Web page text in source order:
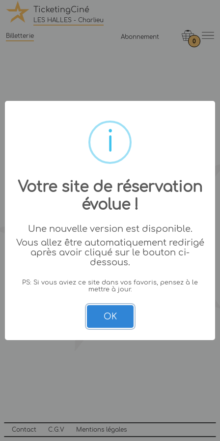
TicketingCiné
LES HALLES - Charlieu
Billetterie Abonnement
0
Contact C.G.V Mentions légales
Votre site de réservation
évolue !
Une nouvelle version est disponible.
Vous allez être automatiquement redirigé
après avoir cliqué sur le bouton ci-
dessous.
PS: Si vous aviez ce site dans vos favoris, pensez à le
mettre à jour.
OK